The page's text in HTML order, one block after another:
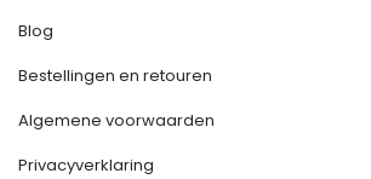
Blog
Bestellingen en retouren
Algemene voorwaarden
Privacyverklaring